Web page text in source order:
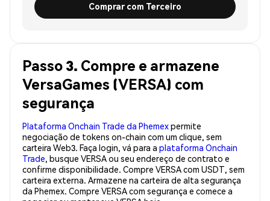
Comprar com Terceiro
Passo 3. Compre e armazene
VersaGames (VERSA) com
segurança
Plataforma Onchain Trade da Phemexpermite
negociação de tokens on-chain com um clique, sem
carteira Web3. Faça login, vá para a plataforma Onchain
Trade, busque VERSA ou seu endereço de contrato e
confirme disponibilidade. Compre VERSA com USDT, sem
carteira externa. Armazene na carteira de alta segurança
da Phemex. Compre VERSA com segurança e comece a